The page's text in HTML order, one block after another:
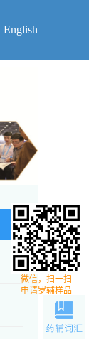
English
微信，扫一扫
申请罗辅样品